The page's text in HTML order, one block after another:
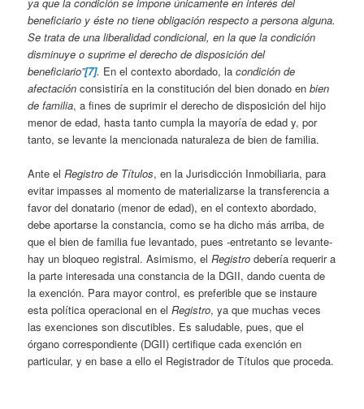
beneficiario y éste no tiene obligación respecto a persona alguna.
Se trata de una liberalidad condicional, en la que la condición
disminuye o suprime el derecho de disposición del
beneficiario”[7]. En el contexto abordado, lacondición de
afectación consistiría en la constitución del bien donado enbien
de familia, a fines de suprimir el derecho de disposición del hijo
menor de edad, hasta tanto cumpla la mayoría de edad y, por
tanto, se levante la mencionada naturaleza de bien de familia.
Ante elRegistro de Títulos, en la Jurisdicción Inmobiliaria, para
evitar impasses al momento de materializarse la transferencia a
favor del donatario (menor de edad), en el contexto abordado,
debe aportarse la constancia, como se ha dicho más arriba, de
que el bien de familia fue levantado, pues -entretanto se levante-
hay un bloqueo registral. Asimismo, elRegistro debería requerir a
la parte interesada una constancia de la DGII, dando cuenta de
la exención. Para mayor control, es preferible que se instaure
esta política operacional en elRegistro, ya que muchas veces
las exenciones son discutibles. Es saludable, pues, que el
órgano correspondiente (DGII) certifique cada exención en
particular, y en base a ello el Registrador de Títulos que proceda.